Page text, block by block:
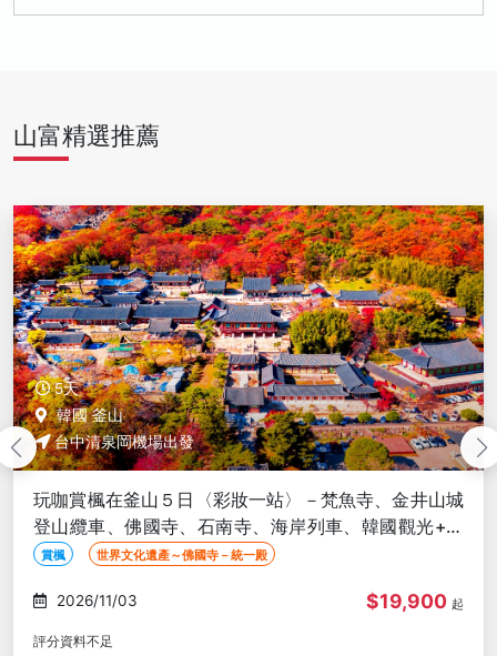
山富精選推薦
5天
韓國 金浦
台中清泉岡機場出發
秋楓首爾５日〈彩妝一站〉-楊州Nari農園波波草、香
草島足浴+香草茶、抱川藝術谷單軌車、良才市民之
林、漢江公園-台中出發
賞楓 仁川大公園 首爾林公園
2026/10/30 $20,900 起
評分資料不足